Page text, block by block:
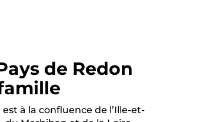
de Redon
est à la confluence de l’Ille-et-